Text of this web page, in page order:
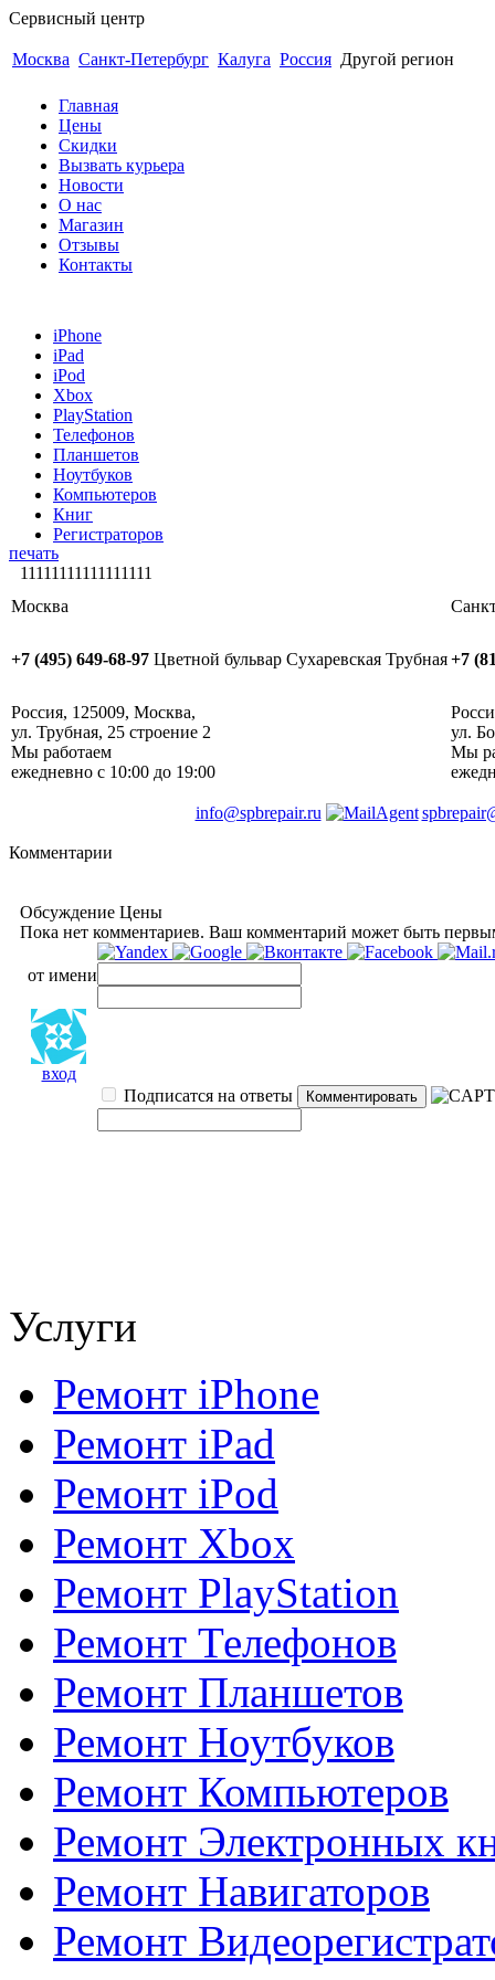
Сервисный центр
Москва Санкт-Петербург Калуга Россия Другой регион
Главная
Цены
Скидки
Вызвать курьера
Новости
О нас
Магазин
Отзывы
Контакты
iPhone
iPad
iPod
Xbox
PlayStation
Телефонов
Планшетов
Ноутбуков
Компьютеров
Книг
Регистраторов
печать
11111111111111111
Москва
+7 (495) 649-68-97 Цветной бульвар Сухаревская Трубная+7
Россия, 125009, Москва, ‎
ул. Трубная, 25 строение 2
Мы работаем
ежедневно с 10:00 до 19:00
ул.
Мы
info@spbrepair.ru
Комментарии
Обсуждение Цены
Пока нет комментариев. Ваш комментарий может быть
от имени
вход
Подписатся на ответы
Услуги
Ремонт iPhone
Ремонт iPad
Ремонт iPod
Ремонт Xbox
Ремонт PlayStation
Ремонт Телефонов
Ремонт Планшетов
Ремонт Ноутбуков
Ремонт Компьютеров
Ремонт Электронных
Ремонт Навигаторов
Ремонт